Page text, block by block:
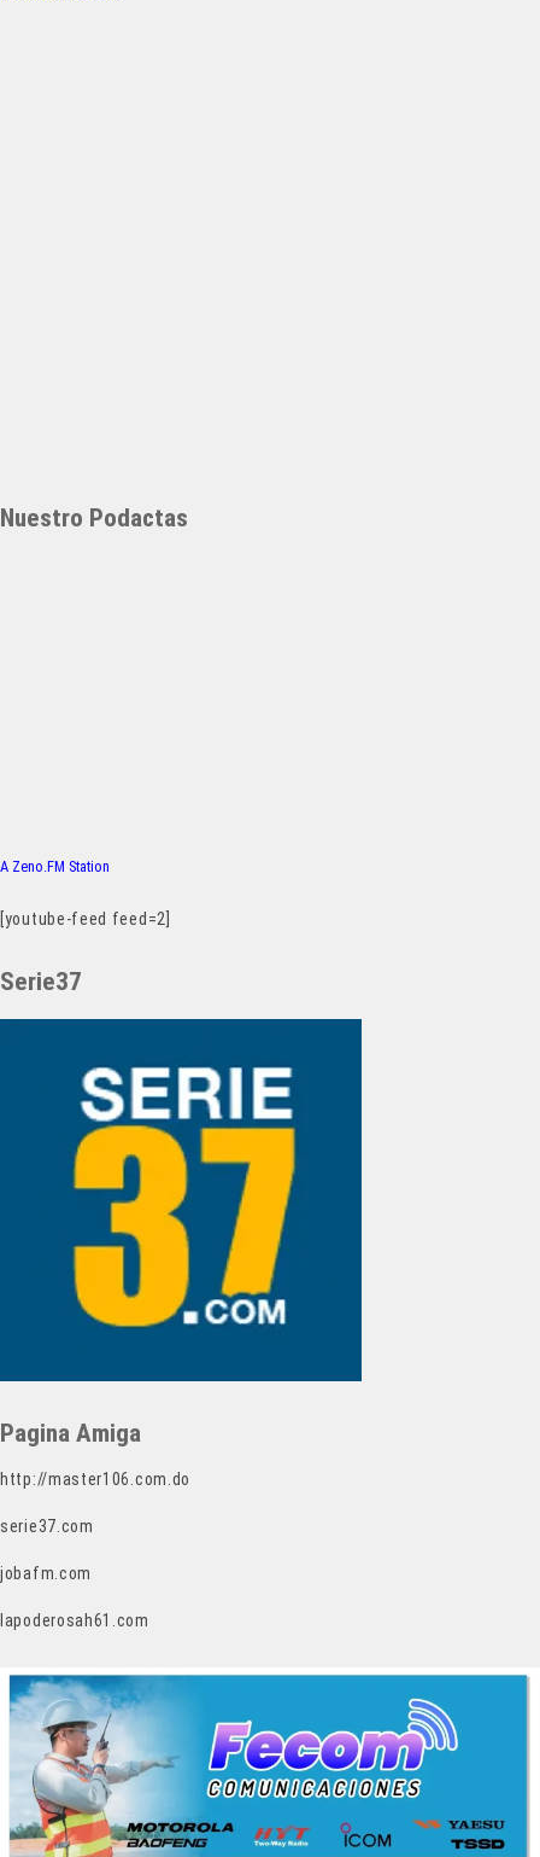
Nuestro Podactas
A Zeno.FM Station
[youtube-feed feed=2]
Serie37
Pagina Amiga
http://master106.com.do
serie37.com
jobafm.com
lapoderosah61.com